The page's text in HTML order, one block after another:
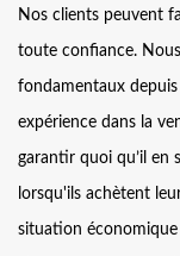
Nos clients peuvent
toute confiance.
fondamentaux
expérience dans la
garantir quoi qu’il en
lorsqu'ils achètent
situation économique